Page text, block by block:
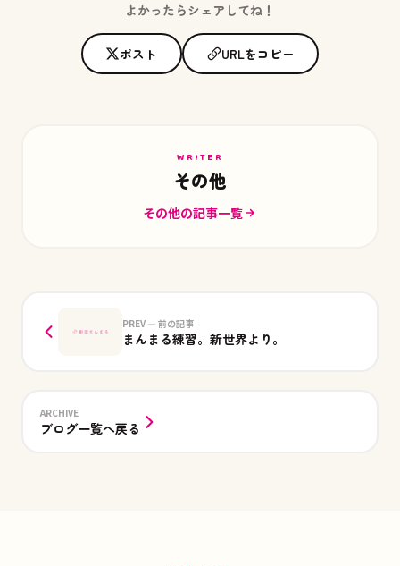
よかったらシェアしてね！
ポスト URLをコピー
WRITER
その他
その他の記事一覧
PREV — 前の記事
まんまる練習。新世界より。
ARCHIVE
ブログ一覧へ戻る